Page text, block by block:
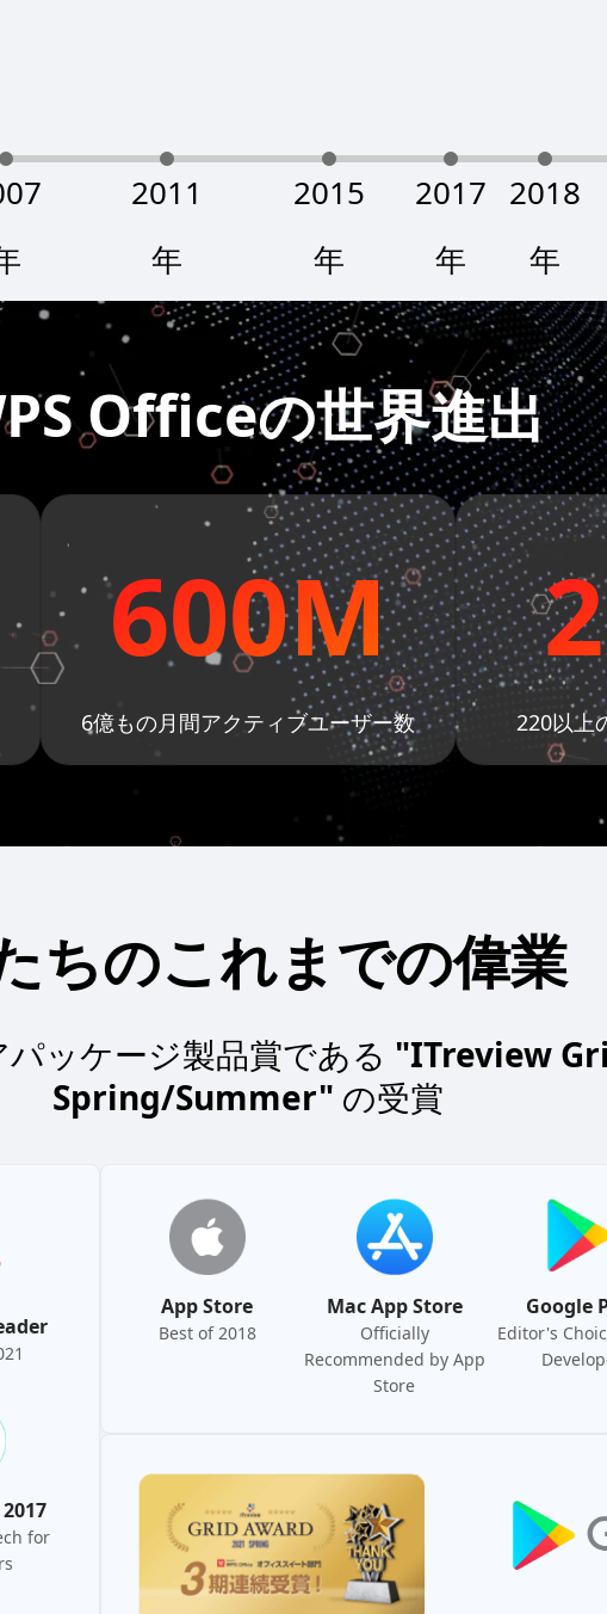
2011
年
2015
年
2017
年
2018
年
Officeの世界進出
600M
6億もの月間アクティブユーザー数 220以上
ちのこれまでの偉業
ッケージ製品賞である "ITreview
Spring/Summer" の受賞
for
App Store
Best of 2018
Mac App Store
Oﬃcially
Recommended by App
Store
Google
Editor's